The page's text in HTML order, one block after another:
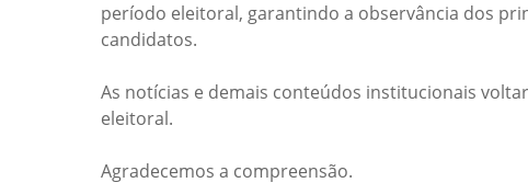
período eleitoral, garantindo a observância dos
candidatos.
As notícias e demais conteúdos institucionais
eleitoral.
Agradecemos a compreensão.